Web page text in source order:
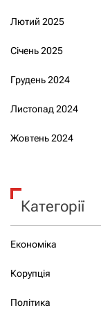
Лютий 2025
Січень 2025
Грудень 2024
Листопад 2024
Жовтень 2024
Категорії
Економіка
Корупція
Політика